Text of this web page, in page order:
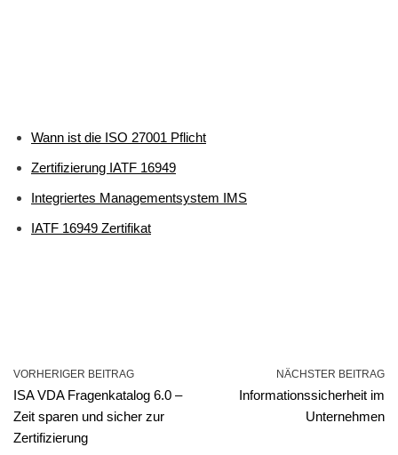
Wann ist die ISO 27001 Pflicht
Zertifizierung IATF 16949
Integriertes Managementsystem IMS
IATF 16949 Zertifikat
VORHERIGER BEITRAG
ISA VDA Fragenkatalog 6.0 –
Zeit sparen und sicher zur
Zertifizierung
NÄCHSTER BEITRAG
Informationssicherheit im
Unternehmen